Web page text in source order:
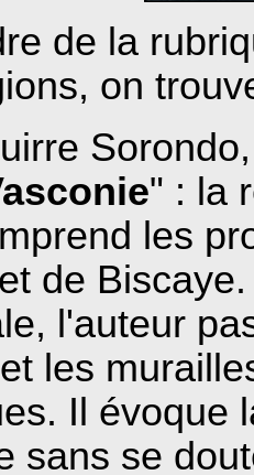
de la
on
" : la
les
de
l'auteur
les
Il évoque
sans se